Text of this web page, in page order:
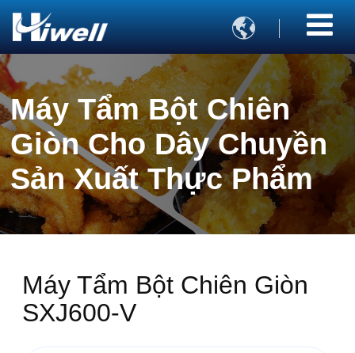

Máy Tẩm Bột Chiên
Giòn Cho Dây Chuyền
Sản Xuất Thực Phẩm
Máy Tẩm Bột Chiên Giòn
SXJ600-V